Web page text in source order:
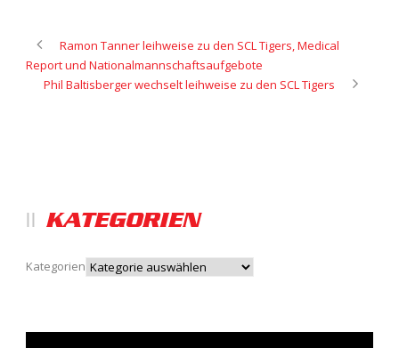
Ramon Tanner leihweise zu den SCL Tigers, Medical
Report und Nationalmannschaftsaufgebote
Phil Baltisberger wechselt leihweise zu den SCL Tigers
KATEGORIEN
Kategorien